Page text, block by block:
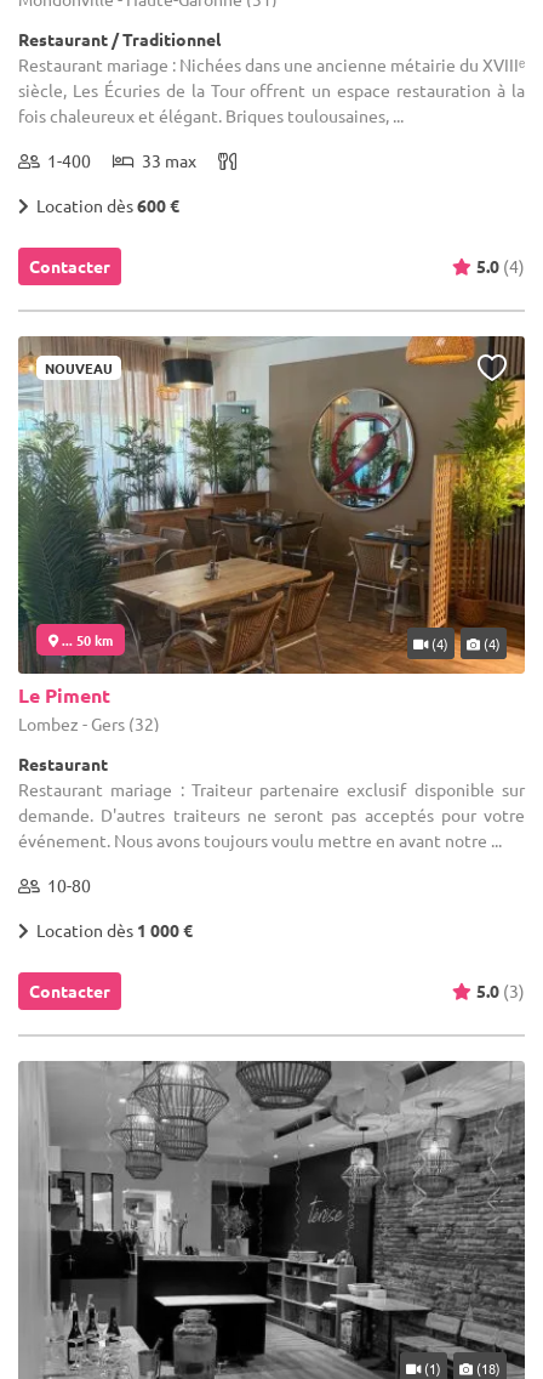
Restaurant / Traditionnel
Restaurant mariage : Nichées dans une ancienne métairie du XVIIIᵉ
siècle, Les Écuries de la Tour offrent un espace restauration à la
fois chaleureux et élégant. Briques toulousaines, ...
1-400 33 max
Location dès600 €
Contacter 5.0 (4)
NOUVEAU
... 50 km (4) (4)
Le Piment
Lombez - Gers (32)
Restaurant
Restaurant mariage : Traiteur partenaire exclusif disponible sur
demande. D'autres traiteurs ne seront pas acceptés pour votre
événement. Nous avons toujours voulu mettre en avant notre ...
10-80
Location dès 1 000 €
Contacter 5.0 (3)
(1) (18)